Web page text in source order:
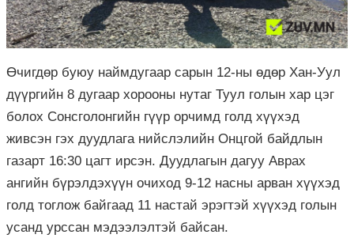
Өчигдөр буюу наймдугаар сарын 12-ны өдөр Хан-Уул
дүүргийн 8 дугаар хорооны нутаг Туул голын хар цэг
болох Сонсголонгийн гүүр орчимд голд хүүхэд
живсэн гэх дуудлага нийслэлийн Онцгой байдлын
газарт 16:30 цагт ирсэн. Дуудлагын дагуу Аврах
ангийн бүрэлдэхүүн очиход 9-12 насны арван хүүхэд
голд тоглож байгаад 11 настай эрэгтэй хүүхэд голын
усанд урссан мэдээлэлтэй байсан.